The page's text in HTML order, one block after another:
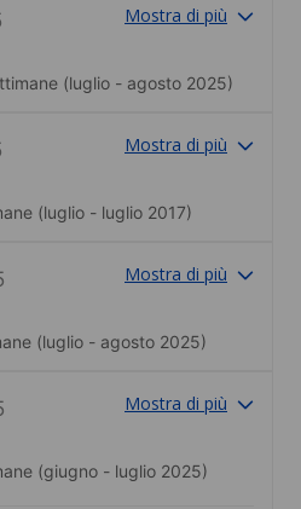
Mostra di più
(luglio - agosto 2025)
Mostra di più
(luglio - luglio 2017)
Mostra di più
(luglio - agosto 2025)
Mostra di più
(giugno - luglio 2025)